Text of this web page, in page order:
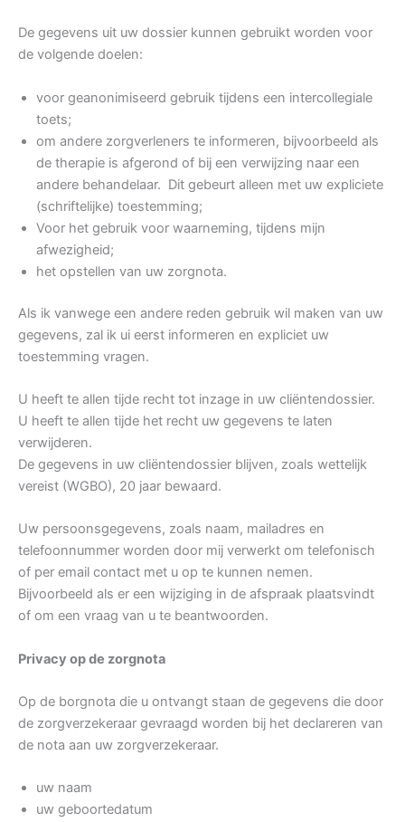
De gegevens uit uw dossier kunnen gebruikt worden voor
de volgende doelen:
voor geanonimiseerd gebruik tijdens een intercollegiale
toets;
om andere zorgverleners te informeren, bijvoorbeeld als
de therapie is afgerond of bij een verwijzing naar een
andere behandelaar. Dit gebeurt alleen met uw expliciete
(schriftelijke) toestemming;
Voor het gebruik voor waarneming, tijdens mijn
afwezigheid;
het opstellen van uw zorgnota.
Als ik vanwege een andere reden gebruik wil maken van uw
gegevens, zal ik ui eerst informeren en expliciet uw
toestemming vragen.
U heeft te allen tijde recht tot inzage in uw cliëntendossier.
U heeft te allen tijde het recht uw gegevens te laten
verwijderen.
De gegevens in uw cliëntendossier blijven, zoals wettelijk
vereist (WGBO), 20 jaar bewaard.
Uw persoonsgegevens, zoals naam, mailadres en
telefoonnummer worden door mij verwerkt om telefonisch
of per email contact met u op te kunnen nemen.
Bijvoorbeeld als er een wijziging in de afspraak plaatsvindt
of om een vraag van u te beantwoorden.
Privacy op de zorgnota
Op de borgnota die u ontvangt staan de gegevens die door
de zorgverzekeraar gevraagd worden bij het declareren van
de nota aan uw zorgverzekeraar.
uw naam
uw geboortedatum